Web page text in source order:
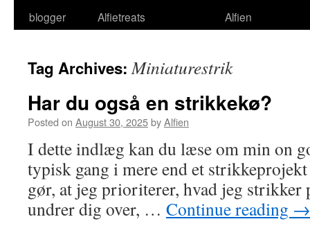
blogger
Alfietreats
Alfien
Tag Archives:Miniaturestrik
Har du også en strikkekø?
Posted on August 30, 2025byAlfien
I dette indlæg kan du læse om min on
typisk gang i mere end et
gør, at jeg prioriterer, hvad jeg
undrer dig over, … Continue reading →